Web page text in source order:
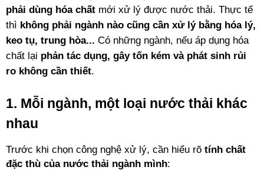
phải dùng hóa chất mới xử lý được nước thải. Thực tế
thì không phải ngành nào cũng cần xử lý bằng hóa lý,
keo tụ, trung hòa... Có những ngành, nếu áp dụng hóa
chất lại phản tác dụng, gây tốn kém và phát sinh rủi
ro không cần thiết.
1. Mỗi ngành, một loại nước thải khác
nhau
Trước khi chọn công nghệ xử lý, cần hiểu rõ tính chất
đặc thù của nước thải ngành mình: